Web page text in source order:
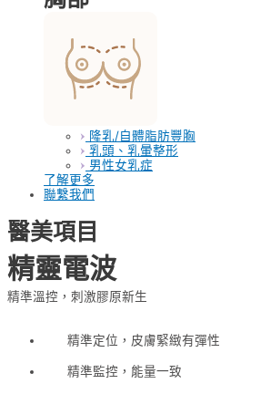
隆乳/自體脂肪豐胸
乳頭、乳暈整形
男性女乳症
了解更多
聯繫我們
醫美項目
精靈電波
精準溫控，刺激膠原新生
精準定位，皮膚緊緻有彈性
精準監控，能量一致